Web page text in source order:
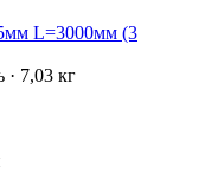
L=3000мм (3
· 7,03 кг